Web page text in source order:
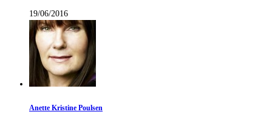
19/06/2016
Anette Kristine Poulsen